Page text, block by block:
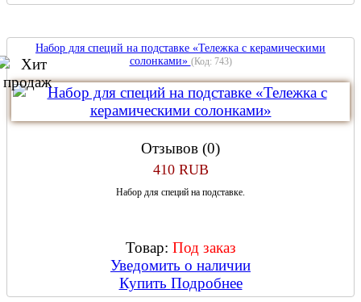
Набор для специй на подставке «Тележка с керамическими
солонками» (Код: 743)
Отзывов (0)
410 RUB
Набор для специй на подставке.
Товар: Под заказ
Уведомить о наличии
Купить Подробнее